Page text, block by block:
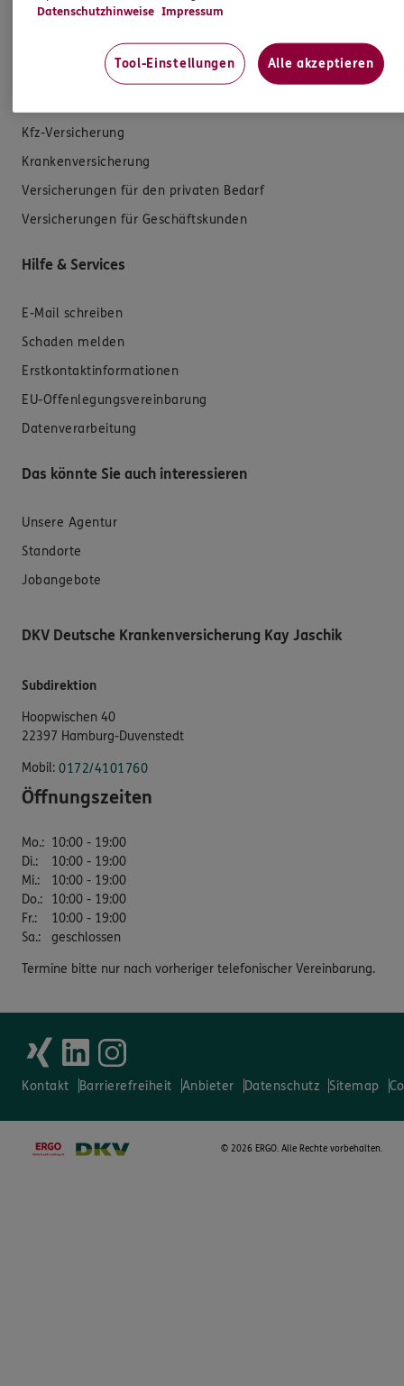
Kfz-Versicherung
Krankenversicherung
Versicherungen für den privaten Bedarf
Versicherungen für Geschäftskunden
Hilfe & Services
E-Mail schreiben
Schaden melden
Erstkontaktinformationen
EU-Offenlegungsvereinbarung
Datenverarbeitung
Das könnte Sie auch interessieren
Unsere Agentur
Standorte
Jobangebote
DKV Deutsche Krankenversicherung Kay Jaschik
Subdirektion
Hoopwischen 40
22397 Hamburg-Duvenstedt
Mobil: 0172/4101760
Öffnungszeiten
Mo.: 10:00 - 19:00
Di.:
10:00 - 19:00
Mi.:
10:00 - 19:00
Do.:
10:00 - 19:00
Fr.:
10:00 - 19:00
Sa.: geschlossen
Termine bitte nur nach vorheriger telefonischer Vereinbarung.
Kontakt Barrierefreiheit Anbieter Datenschutz Sitemap
© 2026 ERGO. Alle Rechte vorbehalten.
Datenschutzhinweise Impressum
Tool-Einstellungen Alle akzeptieren